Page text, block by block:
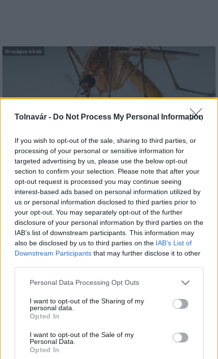
Tolnavár - Do Not Process My Personal Information
If you wish to opt-out of the sale, sharing to third parties, or
processing of your personal or sensitive information for
targeted advertising by us, please use the below opt-out
section to confirm your selection. Please note that after your
opt-out request is processed you may continue seeing
interest-based ads based on personal information utilized by
us or personal information disclosed to third parties prior to
your opt-out. You may separately opt-out of the further
disclosure of your personal information by third parties on the
IAB’s list of downstream participants. This information may
also be disclosed by us to third parties on the IAB’s List of
Downstream Participants that may further disclose it to other
Please note that this website/app uses one or more Google
not limited to your visit or usage behaviour. You may click to
grant or deny consent to Google and its third-party tags to
use your data for below specified purposes in below Google
consent section.
Personal Data Processing Opt Outs
I want to opt-out of the Sharing of my
personal data.
Opted In
I want to opt-out of the Sale of my
Personal Data.
Opted In
Országos hírek
elkerülésében
Országos hírek
Itt az ÉVOSZ megoldása a hőhullámok és az